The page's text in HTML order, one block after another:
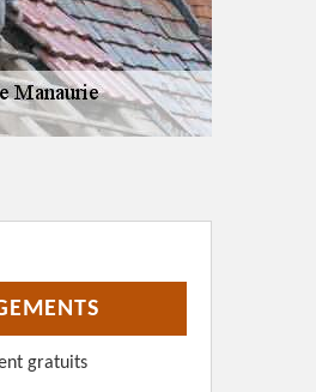
gratuits